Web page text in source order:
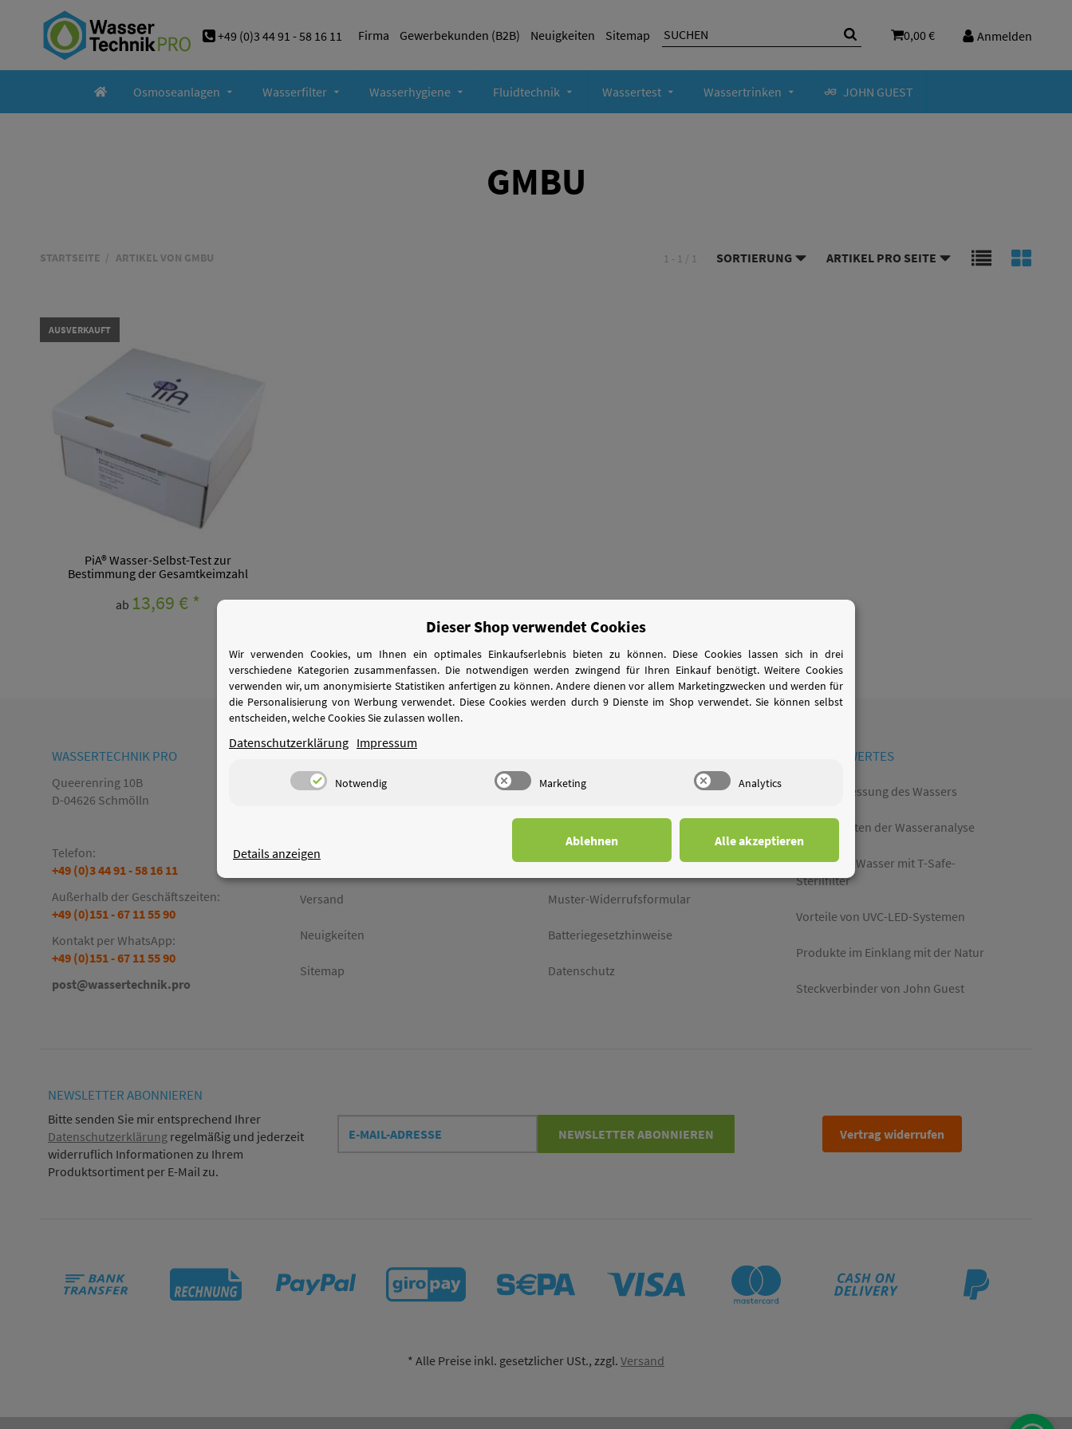
+49 (0)3 44 91 - 58 16 11 Firma Gewerbekunden (B2B) Neuigkeiten Sitemap 0,00 € Anmelden
Osmoseanlagen Wasserfilter Wasserhygiene Fluidtechnik Wassertest Wassertrinken JOHN GUEST
GMBU
STARTSEITE ARTIKEL VON GMBU 1 - 1 / 1 SORTIERUNG ARTIKEL PRO SEITE
AUSVERKAUFT
PiA® Wasser-Selbst-Test zur
Bestimmung der Gesamtkeimzahl
ab 13,69 €*
WASSERTECHNIK PRO
Queerenring 10B
D-04626 Schmölln
Telefon:
+49 (0)3 44 91 - 58 16 11
Außerhalb der Geschäftszeiten:
+49 (0)151 - 67 11 55 90
Kontakt per WhatsApp:
+49 (0)151 - 67 11 55 90
post@wassertechnik.pro
Firma
Zahlung
Versand
Neuigkeiten
Sitemap
Impressum
Widerrufsrecht
Muster-Widerrufsformular
Batteriegesetzhinweise
Datenschutz
WISSENSWERTES
Leitwertmessung des Wassers
Möglichkeiten der Wasseranalyse
Keimfreies Wasser mit T-Safe-
Sterilfilter
Vorteile von UVC-LED-Systemen
Produkte im Einklang mit der Natur
Steckverbinder von John Guest
NEWSLETTERABONNIEREN
Bitte senden Sie mir entsprechend Ihrer
Datenschutzerklärung regelmäßig und jederzeit
widerruflich Informationen zu Ihrem
Produktsortiment per E-Mail zu.
Mail-
NEWSLETTERABONNIEREN Vertrag widerrufen
* Alle Preise inkl. gesetzlicher USt., zzgl. Versand
Dieser Shop verwendet Cookies
Wir verwenden Cookies, um Ihnen ein optimales Einkaufserlebnis bieten zu können. Diese Cookies lassen sich in drei
verschiedene Kategorien zusammenfassen. Die notwendigen werden zwingend für Ihren Einkauf benötigt. Weitere Cookies
verwenden wir, um anonymisierte Statistiken anfertigen zu können. Andere dienen vor allem Marketingzwecken und werden für
die Personalisierung von Werbung verwendet. Diese Cookies werden durch 9 Dienste im Shop verwendet. Sie können selbst
entscheiden, welche Cookies Sie zulassen wollen.
Datenschutzerklärung Impressum
Notwendig Marketing Analytics
Details anzeigen
Ablehnen Alle akzeptieren